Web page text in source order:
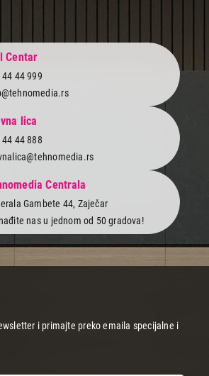
Centar
44 999
lica
44 888
Centrala
Gambete 44, Zaječar
nas u jednom od 50 gradova!
i primajte preko emaila specijalne i